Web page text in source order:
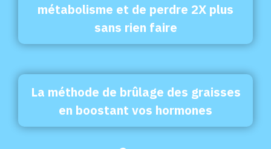
métabolisme et de perdre 2X plus
sans rien faire
La méthode de brûlage des graisses
en boostant vos hormones